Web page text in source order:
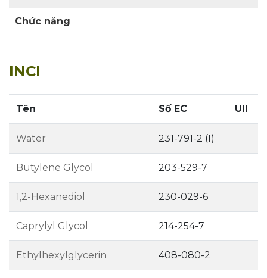
Chức năng
INCI
Tên Số EC UII
Water 231-791-2 (I)
Butylene Glycol 203-529-7
1,2-Hexanediol 230-029-6
Caprylyl Glycol 214-254-7
Ethylhexylglycerin 408-080-2